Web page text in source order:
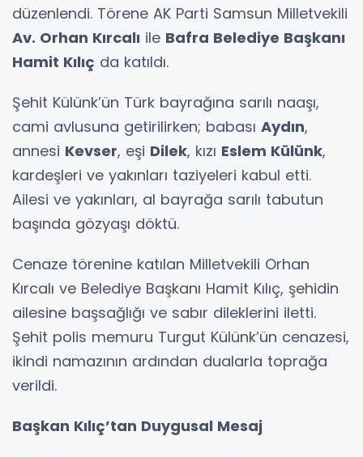
düzenlendi. Törene AK Parti Samsun Milletvekili
Av. Orhan Kırcalı ile Bafra Belediye Başkanı
Hamit Kılıç da katıldı.
Şehit Külünk’ün Türk bayrağına sarılı naaşı,
cami avlusuna getirilirken; babası Aydın,
annesi Kevser, eşi Dilek, kızı Eslem Külünk,
kardeşleri ve yakınları taziyeleri kabul etti.
Ailesi ve yakınları, al bayrağa sarılı tabutun
başında gözyaşı döktü.
Cenaze törenine katılan Milletvekili Orhan
Kırcalı ve Belediye Başkanı Hamit Kılıç, şehidin
ailesine başsağlığı ve sabır dileklerini iletti.
Şehit polis memuru Turgut Külünk’ün cenazesi,
ikindi namazının ardından dualarla toprağa
verildi.
Başkan Kılıç’tan Duygusal Mesaj